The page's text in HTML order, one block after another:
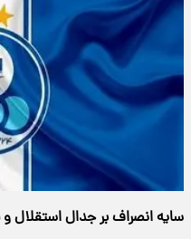
سایه انصراف بر جدال استقلال